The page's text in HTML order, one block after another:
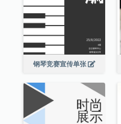
钢琴竞赛宣传单张